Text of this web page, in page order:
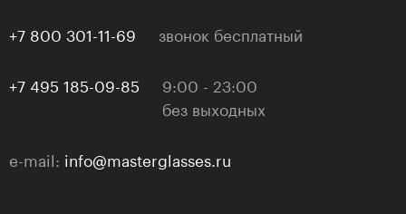
+7 800 301-11-69 звонок бесплатный
+7 495 185-09-85
9:00 - 23:00
без выходных
e-mail: info@masterglasses.ru